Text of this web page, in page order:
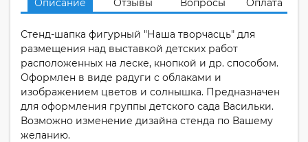
Описание Отзывы Вопросы Оплата
Стенд-шапка фигурный "Наша творчасць" для
размещения над выставкой детских работ
расположенных на леске, кнопкой и др. способом.
Оформлен в виде радуги с облаками и
изображением цветов и солнышка. Предназначен
для оформления группы детского сада Васильки.
Возможно изменение дизайна стенда по Вашему
желанию.